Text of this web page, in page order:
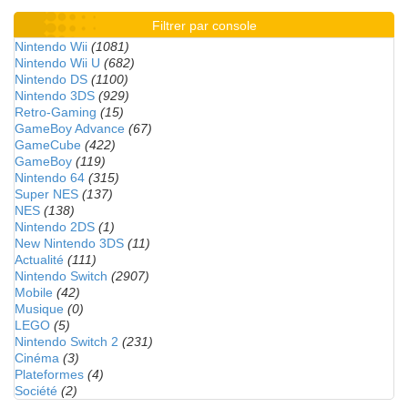
Filtrer par console
Nintendo Wii (1081)
Nintendo Wii U (682)
Nintendo DS (1100)
Nintendo 3DS (929)
Retro-Gaming (15)
GameBoy Advance (67)
GameCube (422)
GameBoy (119)
Nintendo 64 (315)
Super NES (137)
NES (138)
Nintendo 2DS (1)
New Nintendo 3DS (11)
Actualité (111)
Nintendo Switch (2907)
Mobile (42)
Musique (0)
LEGO (5)
Nintendo Switch 2 (231)
Cinéma (3)
Plateformes (4)
Société (2)